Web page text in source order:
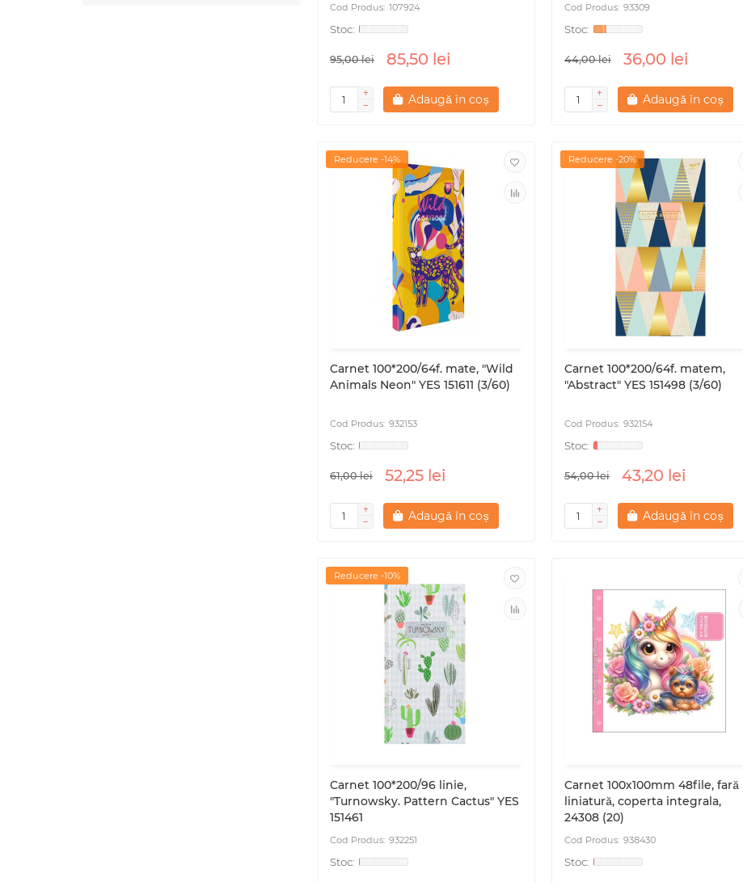
107924
95,00 lei 85,50 lei
Adaugă în coș
93309
44,00 lei 36,00 lei
Adaugă în coș
Reducere -14%
Carnet 100*200/64f. mate, "Wild
Animals Neon" YES 151611 (3/60)
932153
61,00 lei 52,25 lei
Adaugă în coș
Reducere -20%
Carnet 100*200/64f. matem,
"Abstract" YES 151498 (3/60)
932154
54,00 lei 43,20 lei
Adaugă în coș
Reducere -10%
Carnet 100*200/96 linie,
"Turnowsky. Pattern Сactus" YES
151461
932251
Carnet 100х100mm 48file, fară
liniatură, coperta integrala,
24308 (20)
938430